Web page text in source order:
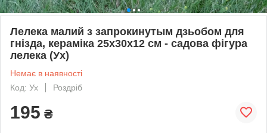
Лелека малий з запрокинутым дзьобом для
гнізда, кераміка 25х30х12 см - садова фігура
лелека (Ух)
Немає в наявності
Код: Ух
Роздріб
195 ₴